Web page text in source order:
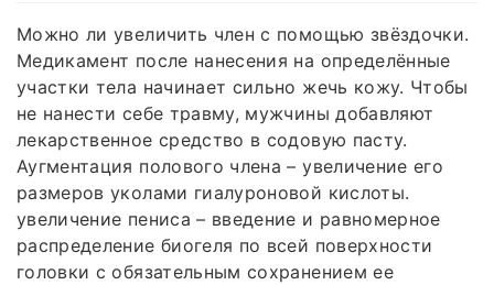
Можно ли увеличить член с помощью звёздочки.
Медикамент после нанесения на определённые
участки тела начинает сильно жечь кожу. Чтобы
не нанести себе травму, мужчины добавляют
лекарственное средство в содовую пасту.
Аугментация полового члена – увеличение его
размеров уколами гиалуроновой кислоты.
увеличение пениса – введение и равномерное
распределение биогеля по всей поверхности
головки с обязательным сохранением ее